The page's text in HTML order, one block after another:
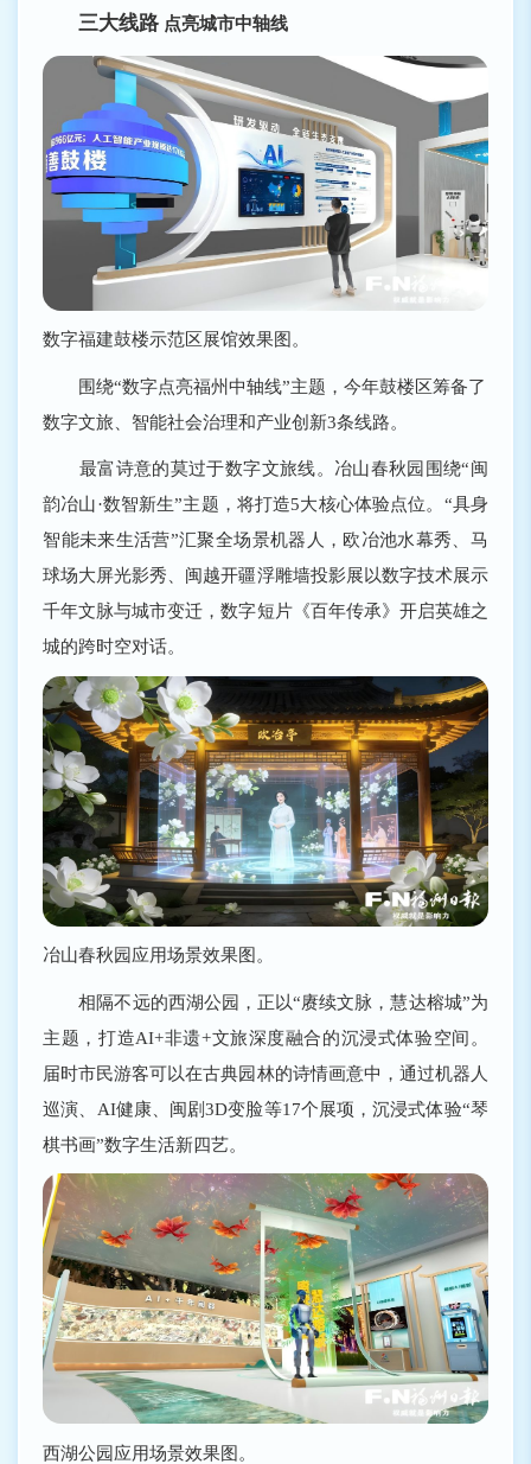
三大线路 点亮城市中轴线
数字福建鼓楼示范区展馆效果图。
围绕“数字点亮福州中轴线”主题，今年鼓楼区筹备了
数字文旅、智能社会治理和产业创新3条线路。
最富诗意的莫过于数字文旅线。冶山春秋园围绕“闽
韵冶山·数智新生”主题，将打造5大核心体验点位。“具身
智能未来生活营”汇聚全场景机器人，欧冶池水幕秀、马
球场大屏光影秀、闽越开疆浮雕墙投影展以数字技术展示
千年文脉与城市变迁，数字短片《百年传承》开启英雄之
城的跨时空对话。
冶山春秋园应用场景效果图。
相隔不远的西湖公园，正以“赓续文脉，慧达榕城”为
主题，打造AI+非遗+文旅深度融合的沉浸式体验空间。
届时市民游客可以在古典园林的诗情画意中，通过机器人
巡演、AI健康、闽剧3D变脸等17个展项，沉浸式体验“琴
棋书画”数字生活新四艺。
西湖公园应用场景效果图。